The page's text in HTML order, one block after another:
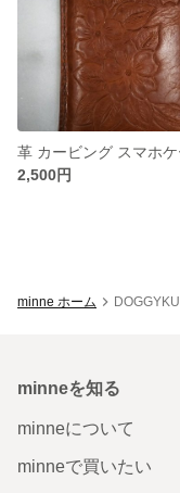
革 カービング スマホケ
2,500円
minne ホーム
minneを知る
minneについて
minneで買いたい